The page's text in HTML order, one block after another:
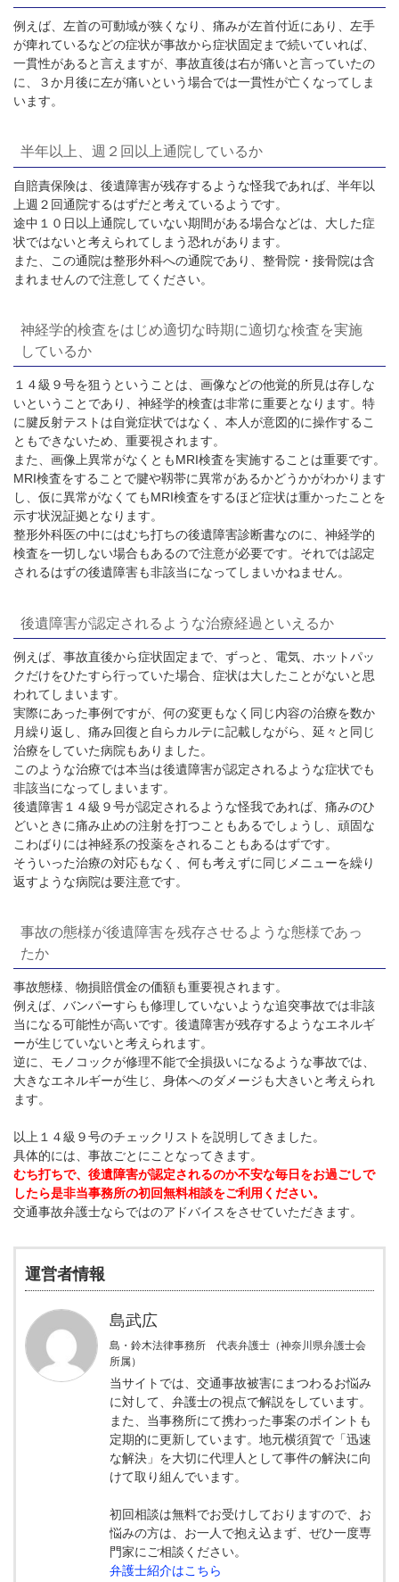
例えば、左首の可動域が狭くなり、痛みが左首付近にあり、左手
が痺れているなどの症状が事故から症状固定まで続いていれば、
一貫性があると言えますが、事故直後は右が痛いと言っていたの
に、３か月後に左が痛いという場合では一貫性が亡くなってしま
います。
半年以上、週２回以上通院しているか
自賠責保険は、後遺障害が残存するような怪我であれば、半年以
上週２回通院するはずだと考えているようです。
途中１０日以上通院していない期間がある場合などは、大した症
状ではないと考えられてしまう恐れがあります。
また、この通院は整形外科への通院であり、整骨院・接骨院は含
まれませんので注意してください。
神経学的検査をはじめ適切な時期に適切な検査を実施
しているか
１４級９号を狙うということは、画像などの他覚的所見は存しな
いということであり、神経学的検査は非常に重要となります。特
に腱反射テストは自覚症状ではなく、本人が意図的に操作するこ
ともできないため、重要視されます。
また、画像上異常がなくともMRI検査を実施することは重要です。
MRI検査をすることで腱や靱帯に異常があるかどうかがわかります
し、仮に異常がなくてもMRI検査をするほど症状は重かったことを
示す状況証拠となります。
整形外科医の中にはむち打ちの後遺障害診断書なのに、神経学的
検査を一切しない場合もあるので注意が必要です。それでは認定
されるはずの後遺障害も非該当になってしまいかねません。
後遺障害が認定されるような治療経過といえるか
例えば、事故直後から症状固定まで、ずっと、電気、ホットパッ
クだけをひたすら行っていた場合、症状は大したことがないと思
われてしまいます。
実際にあった事例ですが、何の変更もなく同じ内容の治療を数か
月繰り返し、痛み回復と自らカルテに記載しながら、延々と同じ
治療をしていた病院もありました。
このような治療では本当は後遺障害が認定されるような症状でも
非該当になってしまいます。
後遺障害１４級９号が認定されるような怪我であれば、痛みのひ
どいときに痛み止めの注射を打つこともあるでしょうし、頑固な
こわばりには神経系の投薬をされることもあるはずです。
そういった治療の対応もなく、何も考えずに同じメニューを繰り
返すような病院は要注意です。
事故の態様が後遺障害を残存させるような態様であっ
たか
事故態様、物損賠償金の価額も重要視されます。
例えば、バンパーすらも修理していないような追突事故では非該
当になる可能性が高いです。後遺障害が残存するようなエネルギ
ーが生じていないと考えられます。
逆に、モノコックが修理不能で全損扱いになるような事故では、
大きなエネルギーが生じ、身体へのダメージも大きいと考えられ
ます。
以上１４級９号のチェックリストを説明してきました。
具体的には、事故ごとにことなってきます。
むち打ちで、後遺障害が認定されるのか不安な毎日をお過ごしで
したら是非当事務所の初回無料相談をご利用ください。
交通事故弁護士ならではのアドバイスをさせていただきます。
運営者情報
島武広
島・鈴木法律事務所 代表弁護士（神奈川県弁護士会
所属）
当サイトでは、交通事故被害にまつわるお悩み
に対して、弁護士の視点で解説をしています。
また、当事務所にて携わった事案のポイントも
定期的に更新しています。地元横須賀で「迅速
な解決」を大切に代理人として事件の解決に向
けて取り組んでいます。
初回相談は無料でお受けしておりますので、お
悩みの方は、お一人で抱え込まず、ぜひ一度専
門家にご相談ください。
弁護士紹介はこちら